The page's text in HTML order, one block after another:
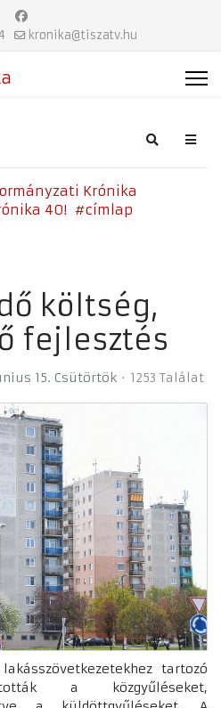
kronika@tiszatv.hu
Search
Krónika
40!
címlap
költség,
fejlesztés
15. Csütörtök 1253 Találat
tartozó
a közgyűléseket,